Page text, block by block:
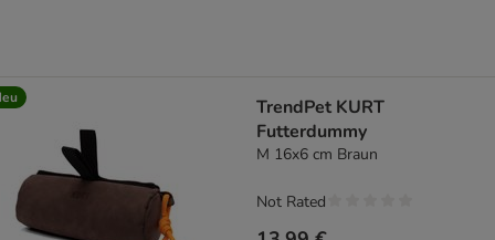
TrendPet KURT
Futterdummy
M 16x6 cm Braun
Not Rated